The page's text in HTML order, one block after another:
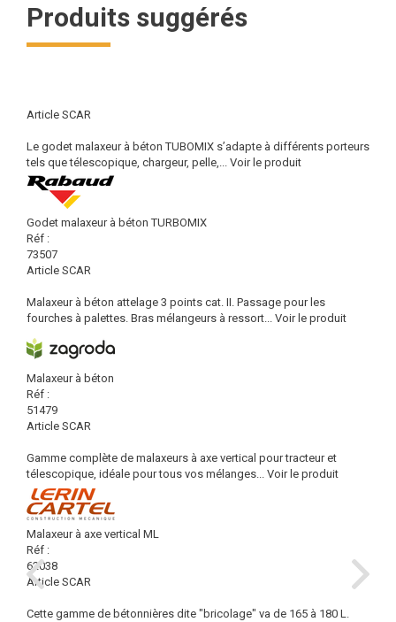
Produits suggérés
Article SCAR
Le godet malaxeur à béton TUBOMIX s’adapte à différents porteurs
tels que télescopique, chargeur, pelle,... Voir le produit
Godet malaxeur à béton TURBOMIX
Réf :
73507
Article SCAR
Malaxeur à béton attelage 3 points cat. II. Passage pour les
fourches à palettes. Bras mélangeurs à ressort... Voir le produit
Malaxeur à béton
Réf :
51479
Article SCAR
Gamme complète de malaxeurs à axe vertical pour tracteur et
télescopique, idéale pour tous vos mélanges... Voir le produit
Malaxeur à axe vertical ML
Réf :
62038
Article SCAR
Cette gamme de bétonnières dite "bricolage" va de 165 à 180 L.